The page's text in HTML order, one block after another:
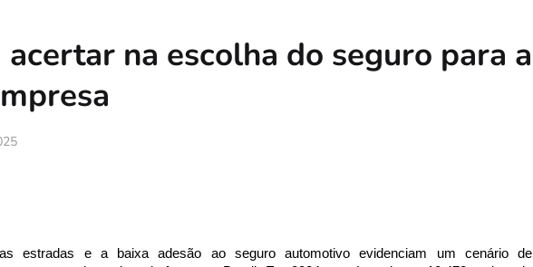
na escolha do seguro para a
estradas e a baixa adesão ao seguro automotivo evidenciam um cenário de